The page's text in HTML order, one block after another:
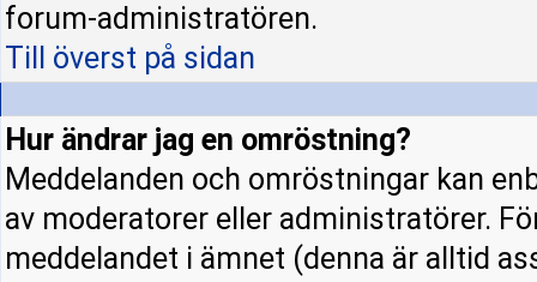
forum-administratören.
Till överst på sidan
Hur ändrar jag en omröstning?
Meddelanden och omröstningar kan
av moderatorer eller administratörer.
meddelandet i ämnet (denna är alltid